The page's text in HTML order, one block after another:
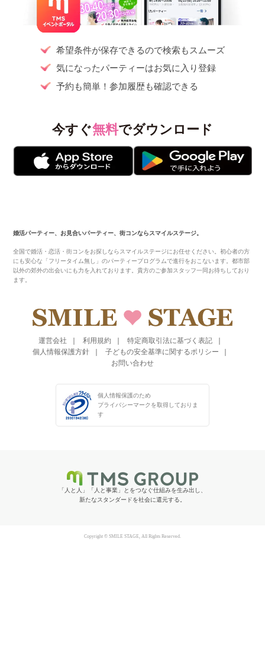
希望条件が保存できるので検索もスムーズ
気になったパーティーはお気に入り登録
予約も簡単！参加履歴も確認できる
今すぐ無料でダウンロード
婚活パーティー、お見合いパーティー、街コンならスマイルステージ。
全国で婚活・恋活・街コンをお探しならスマイルステージにお任せください。初心者の方
にも安心な「フリータイム無し」のパーティープログラムで進行をおこないます。都市部
以外の郊外の出会いにも力を入れております。貴方のご参加スタッフ一同お待ちしており
ます。
運営会社 利用規約
特定商取引法に基づく表記
個人情報保護方針
子どもの安全基準に関するポリシー
お問い合わせ
個人情報保護のため
プライバシーマークを取得しておりま
す
「人と人」「人と事業」とをつなぐ仕組みを生み出し、
新たなスタンダードを社会に還元する。
Copyright © SMILE STAGE, All Rights Reserved.